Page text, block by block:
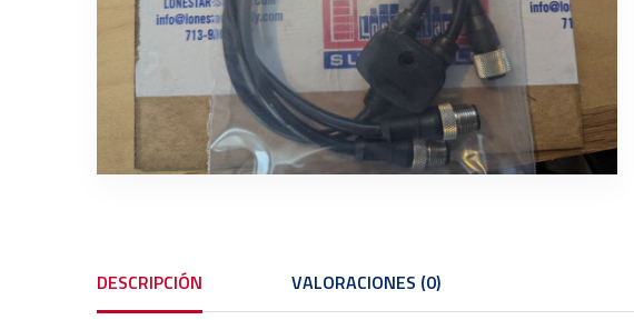
DESCRIPCIÓN VALORACIONES (0)